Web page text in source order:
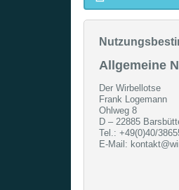
Allgemeine
Der Wirbellotse
Frank Logemann
Ohlweg 8
D – 22885
Tel.: +49(0)40/
E-Mail: